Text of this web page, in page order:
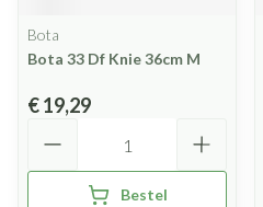
Bota
Bota 33 Df Knie 36cm M
€ 19,29
Bestel